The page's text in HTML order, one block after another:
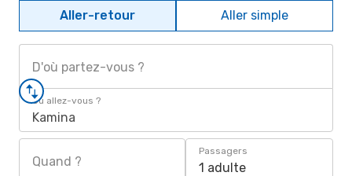
Aller-retour Aller simple
D'où partez-vous ?
Où allez-vous ?
Kamina
Quand ?
Passagers
1 adulte